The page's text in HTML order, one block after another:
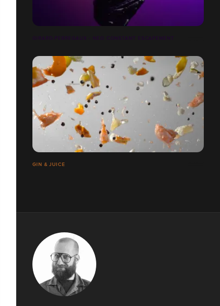
GIRARD-PERREGAUX - NEO CONSTANT ESCAPEMENT
GIN & JUICE